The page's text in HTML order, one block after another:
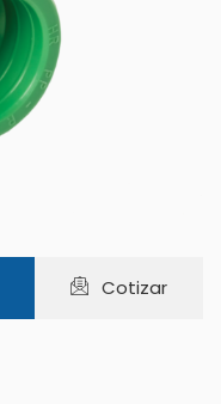
Cotizar